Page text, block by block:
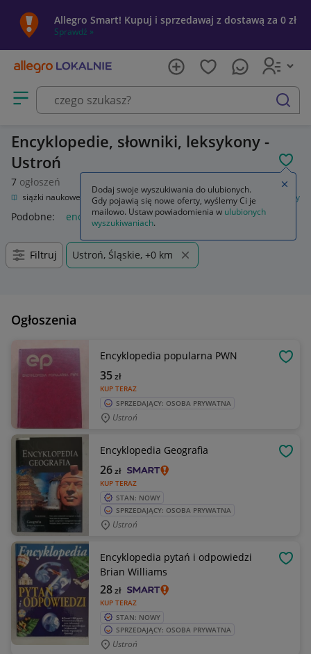
Allegro Smart! Kupuj i sprzedawaj z dostawą za 0 zł
Sprawdź »
Otwórz menu z kategoriami
szukaj
Encyklopedie, słowniki, leksykony -
Ustroń
7 ogłoszeń
Książki naukowe i popularnonaukowe Encyklopedie, słowniki, leksykony
Podobne: encyklopedie słowniki leksykony
Filtruj Ustroń, Śląskie, +0 km
Ogłoszenia
Encyklopedia popularna PWN
KUP TERAZ
35zł
SPRZEDAJĄCY: OSOBA PRYWATNA
Ustroń
Encyklopedia Geografia
KUP TERAZ
26zł
STAN: NOWY
SPRZEDAJĄCY: OSOBA PRYWATNA
Ustroń
Encyklopedia pytań i odpowiedzi
Brian Williams
KUP TERAZ
28zł
STAN: NOWY
SPRZEDAJĄCY: OSOBA PRYWATNA
Ustroń
Dodaj swoje wyszukiwania do ulubionych.
Gdy pojawią się nowe oferty, wyślemy Ci je
mailowo. Ustaw powiadomienia w ulubionych
wyszukiwaniach.